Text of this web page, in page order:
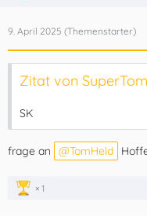
9. April 2025
Zitat von SuperTom
SK
frage an TomHeld
1